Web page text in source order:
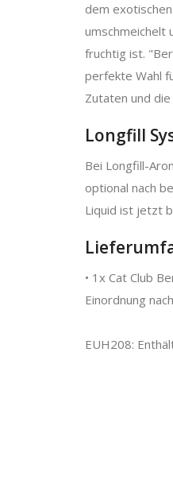
dem
umschmeichelt
fruchtig ist.
perfekte Wahl
Zutaten und
Longfill
Bei Longfill-
optional nach
Liquid ist jetzt
• 1x Cat Club
Einordnung
EUH208: